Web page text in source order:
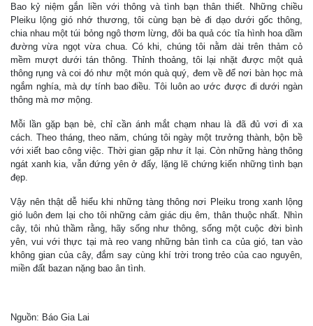
Bao kỷ niệm gắn liền với thông và tình bạn thân thiết. Những chiều
Pleiku lộng gió nhớ thương, tôi cùng bạn bè đi dạo dưới gốc thông,
chia nhau một túi bỏng ngô thơm lừng, đôi ba quả cóc tỉa hình hoa dầm
đường vừa ngọt vừa chua. Có khi, chúng tôi nằm dài trên thảm cỏ
mềm mượt dưới tán thông. Thỉnh thoảng, tôi lại nhặt được một quả
thông rụng và coi đó như một món quà quý, đem về để nơi bàn học mà
ngắm nghía, mà dự tính bao điều. Tôi luôn ao ước được đi dưới ngàn
thông mà mơ mộng.
Mỗi lần gặp bạn bè, chỉ cần ánh mắt chạm nhau là đã đủ vơi đi xa
cách. Theo tháng, theo năm, chúng tôi ngày một trưởng thành, bộn bề
với xiết bao công việc. Thời gian gặp như ít lại. Còn những hàng thông
ngát xanh kia, vẫn đứng yên ở đấy, lặng lẽ chứng kiến những tình bạn
đẹp.
Vậy nên thật dễ hiểu khi những tàng thông nơi Pleiku trong xanh lộng
gió luôn đem lại cho tôi những cảm giác dịu êm, thân thuộc nhất. Nhìn
cây, tôi nhủ thầm rằng, hãy sống như thông, sống một cuộc đời bình
yên, vui với thực tại mà reo vang những bản tình ca của gió, tan vào
không gian của cây, đắm say cùng khí trời trong trẻo của cao nguyên,
miền đất bazan nặng bao ân tình.
Nguồn: Báo Gia Lai